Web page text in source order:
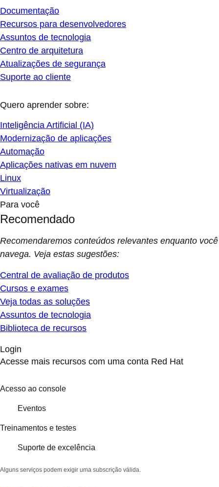
Documentação
Recursos para desenvolvedores
Assuntos de tecnologia
Centro de arquitetura
Atualizações de segurança
Suporte ao cliente
Quero aprender sobre:
Inteligência Artificial (IA)
Modernização de aplicações
Automação
Aplicações nativas em nuvem
Linux
Virtualização
Para você
Recomendado
Recomendaremos conteúdos relevantes enquanto você
navega. Veja estas sugestões:
Central de avaliação de produtos
Cursos e exames
Veja todas as soluções
Assuntos de tecnologia
Biblioteca de recursos
Login
Acesse mais recursos com uma conta Red Hat
Acesso ao console
Eventos
Treinamentos e testes
Suporte de excelência
Alguns serviços podem exigir uma subscrição válida.